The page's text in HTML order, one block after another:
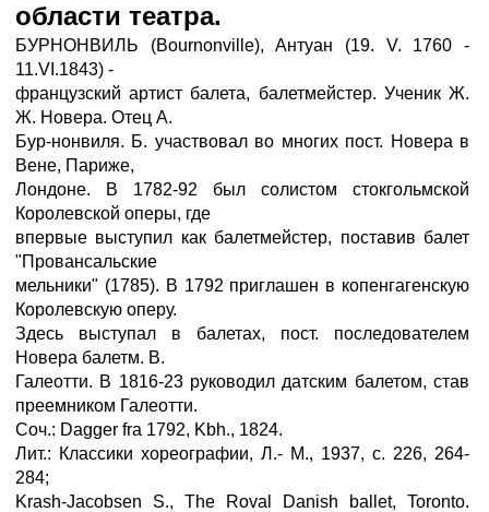
области театра.
БУРНОНВИЛЬ (Bournonville), Антуан (19. V. 1760 -
11.VI.1843) -
французский артист балета, балетмейстер. Ученик Ж.
Ж. Новера. Отец А.
Бур-нонвиля. Б. участвовал во многих пост. Новера в
Вене, Париже,
Лондоне. В 1782-92 был солистом стокгольмской
Королевской оперы, где
впервые выступил как балетмейстер, поставив балет
"Провансальские
мельники" (1785). В 1792 приглашен в копенгагенскую
Королевскую оперу.
Здесь выступал в балетах, пост. последователем
Новера балетм. В.
Галеотти. В 1816-23 руководил датским балетом, став
преемником Галеотти.
Соч.: Dagger fra 1792, Kbh., 1824.
Лит.: Классики хореографии, Л.- М., 1937, с. 226, 264-
284;
Krash-Jacobsen S., The Roval Danish ballet, Toronto.